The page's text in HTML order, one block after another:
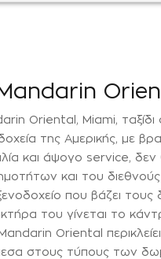
Oriental, Miami,
της Αμερικής, με
και άψογο service,
και του
που βάζει τους
του γίνεται το
Oriental
στους τύπους των